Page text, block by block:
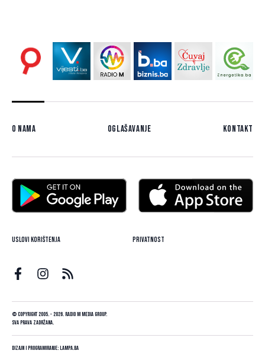
O nama Oglašavanje Kontakt
Uslovi korištenja Privatnost
© Copyright 2005. - 2026. Radio M Media Group.
Sva prava zadržana.
Dizajn i programiranje:Lampa.ba